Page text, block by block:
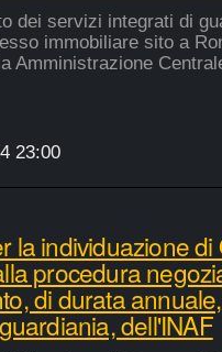
dei servizi integrati di
immobiliare sito a
Amministrazione
23:00
la individuazione
procedura
di durata
dell'INAF